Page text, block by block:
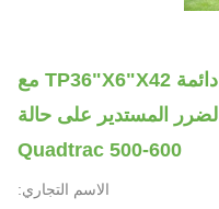
مسارات مطاطية زراعية دائمة TP36"x6"x42 مع
المستدير على حالة
Quadtrac 500-600
الاسم التجاري: